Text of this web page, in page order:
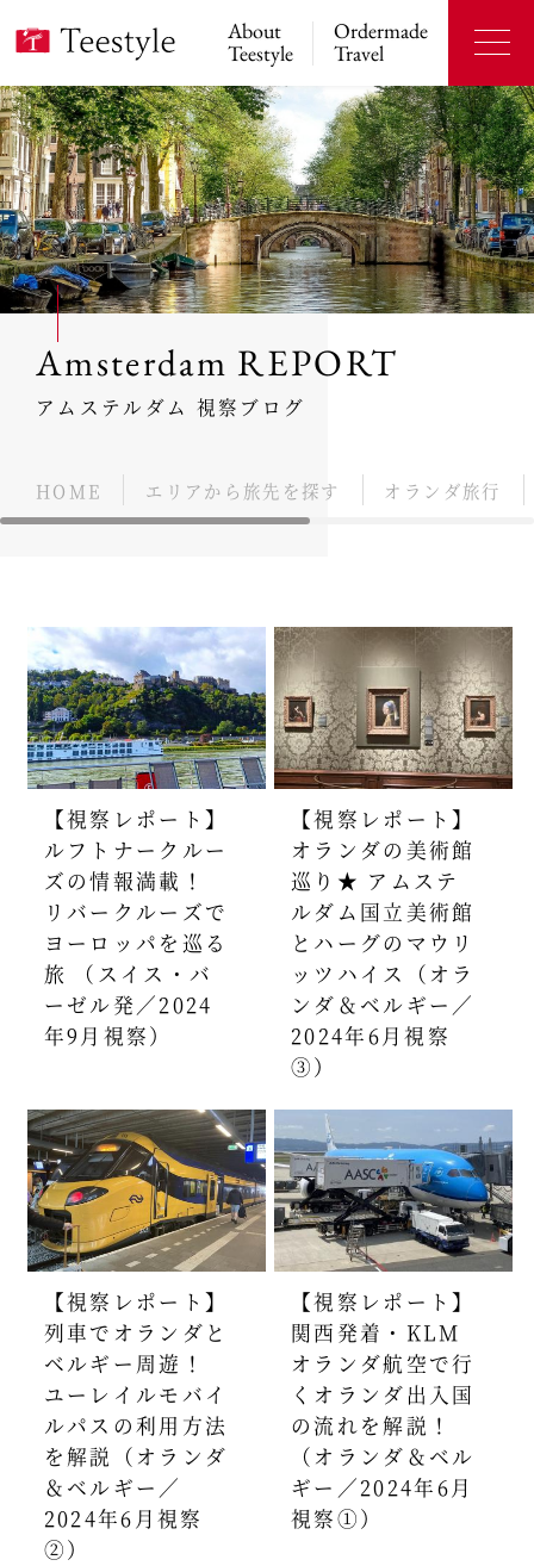
About
Teestyle
Ordermade
Travel
Amsterdam REPORT
アムステルダム 視察ブログ
HOME エリアから旅先を探す オランダ旅行
【視察レポート】
ルフトナークルー
ズの情報満載！
リバークルーズで
ヨーロッパを巡る
旅 （スイス・バ
ーゼル発／2024
年9月視察）
【視察レポート】
オランダの美術館
巡り★ アムステ
ルダム国立美術館
とハーグのマウリ
ッツハイス（オラ
ンダ＆ベルギー／
2024年6月視察
③）
【視察レポート】
列車でオランダと
ベルギー周遊！
ユーレイルモバイ
ルパスの利用方法
を解説（オランダ
＆ベルギー／
2024年6月視察
②）
【視察レポート】
関西発着・KLM
オランダ航空で行
くオランダ出入国
の流れを解説！
（オランダ＆ベル
ギー／2024年6月
視察①）